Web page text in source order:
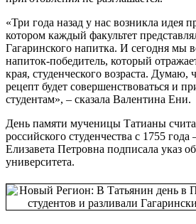
«Три года назад у нас возникла идея
котором каждый факультет
Гагаринского напитка. И сегодня мы
напиток-победитель, который
края, студенческого возраста. Думаю,
рецепт будет совершенствоваться и
студентам», – сказала Валентина Ени.
День памяти мученицы Татианы
российского студенчества с 1755 года
Елизавета Петровна подписала указ
университета.